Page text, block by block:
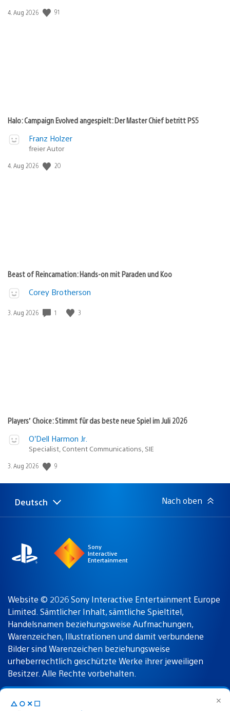
✕
△○✕☐
Veröffentlichungsdatum:
4. Aug 2026 91
Halo: Campaign Evolved angespielt: Der Master Chief betritt PS5
Franz Holzer
freier Autor
Veröffentlichungsdatum:
4. Aug 2026 20
Beast of Reincarnation: Hands-on mit Paraden und Koo
Corey Brotherson
Veröffentlichungsdatum:
3. Aug 2026 1 3
Players’ Choice: Stimmt für das beste neue Spiel im Juli 2026
O’Dell Harmon Jr.
Specialist, Content Communications, SIE
Veröffentlichungsdatum:
3. Aug 2026 9
Select
Aktuelle
Deutsch Nach oben
Sony
Interactive
Entertainment
Website © 2026 Sony Interactive Entertainment Europe
Limited. Sämtlicher Inhalt, sämtliche Spieltitel,
Handelsnamen beziehungsweise Aufmachungen,
Warenzeichen, Illustrationen und damit verbundene
Bilder sind Warenzeichen beziehungsweise
urheberrechtlich geschützte Werke ihrer jeweiligen
Besitzer. Alle Rechte vorbehalten.